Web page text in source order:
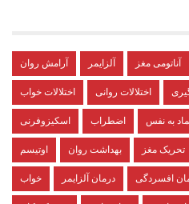
آرامش روان آلزایمر آناتومی مغز
اختلالات خواب اختلالات روانی
اسکیزوفرنی اضطراب به نفس
اوتیسم بهداشت روان تحریک مغز
خواب درمان آلزایمر افسردگی